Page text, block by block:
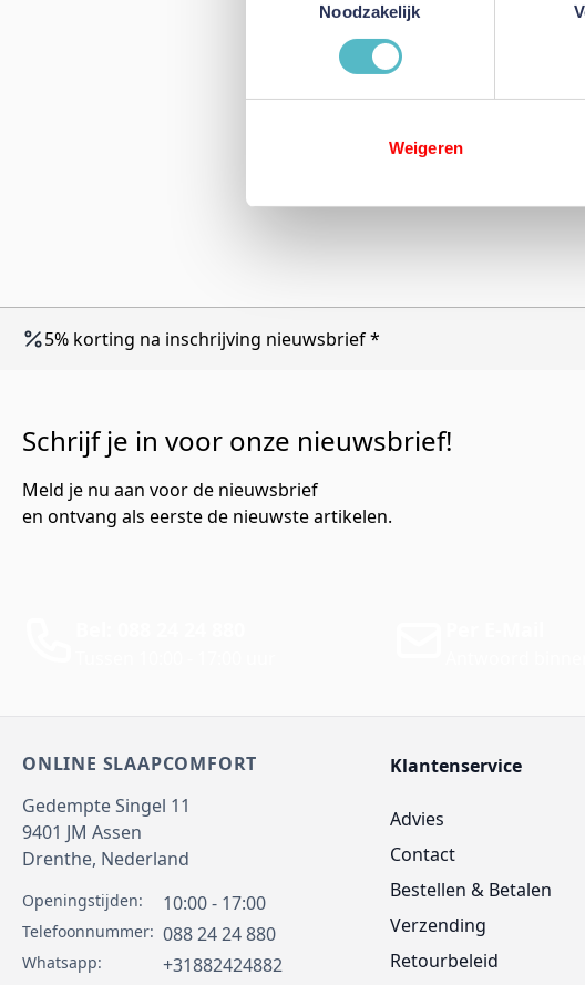
Noodzakelijk
Weigeren
5% korting na inschrijving nieuwsbrief *
Schrijf je in voor onze nieuwsbrief!
Meld je nu aan voor de nieuwsbrief
en ontvang als eerste de nieuwste artikelen.
ONLINE SLAAPCOMFORT
Gedempte Singel 11
9401 JM Assen
Drenthe, Nederland
Openingstijden: 10:00 - 17:00
Telefoonnummer: 088 24 24 880
Whatsapp: +31882424882
Klantenservice
Advies
Contact
Bestellen & Betalen
Verzending
Retourbeleid